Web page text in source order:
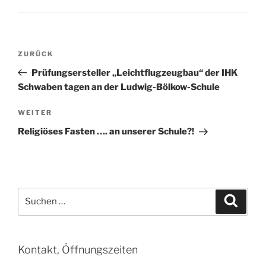
Beitragsnavigation
Vorheriger
Beitrag
ZURÜCK
Prüfungsersteller „Leichtflugzeugbau“ der IHK
Schwaben tagen an der Ludwig-Bölkow-Schule
Nächster
Beitrag
WEITER
Religiöses Fasten …. an unserer Schule?!
nach:
Kontakt, Öffnungszeiten